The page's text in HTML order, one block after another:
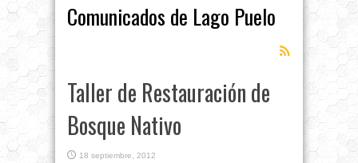
Comunicados de Lago Puelo
Taller de Restauración de
Bosque Nativo
18 septiembre, 2012